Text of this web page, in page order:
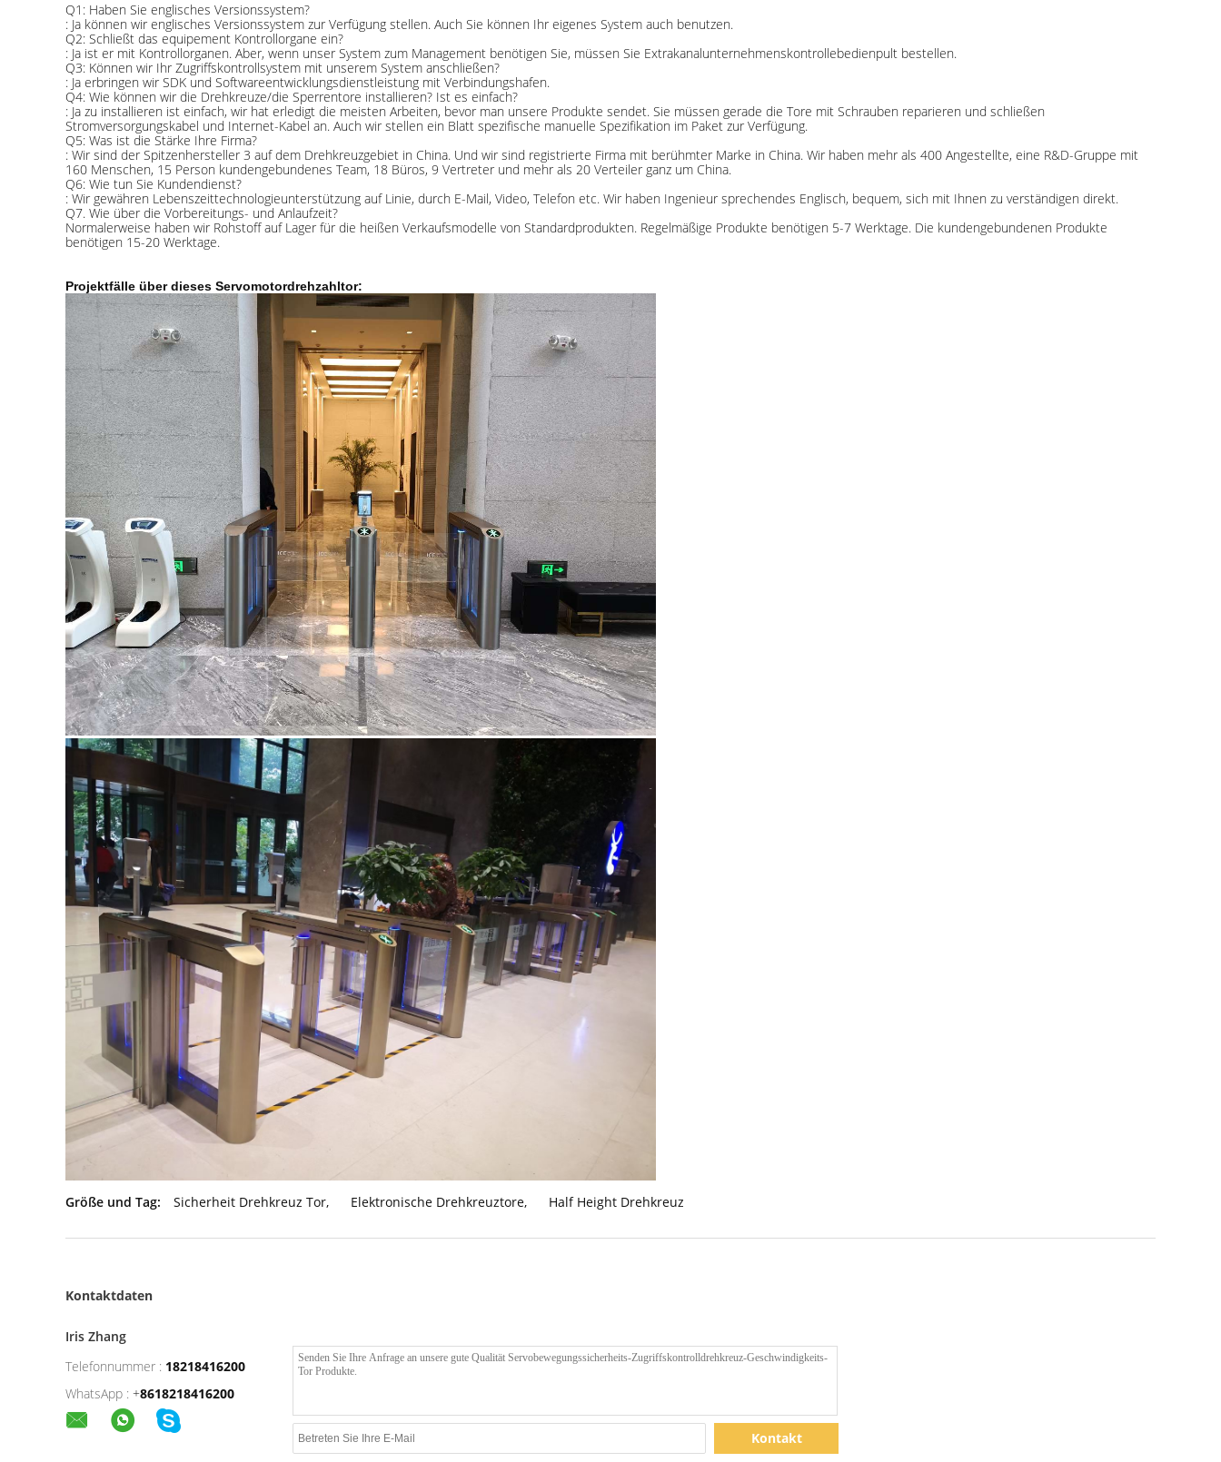
Q1: Haben Sie englisches Versionssystem?
: Ja können wir englisches Versionssystem zur Verfügung stellen. Auch Sie können Ihr eigenes System auch benutzen.
Q2: Schließt das equipement Kontrollorgane ein?
: Ja ist er mit Kontrollorganen. Aber, wenn unser System zum Management benötigen Sie, müssen Sie Extrakanalunternehmenskontrollebedienpult bestellen.
Q3: Können wir Ihr Zugriffskontrollsystem mit unserem System anschließen?
: Ja erbringen wir SDK und Softwareentwicklungsdienstleistung mit Verbindungshafen.
Q4: Wie können wir die Drehkreuze/die Sperrentore installieren? Ist es einfach?
: Ja zu installieren ist einfach, wir hat erledigt die meisten Arbeiten, bevor man unsere Produkte sendet. Sie müssen gerade die Tore mit Schrauben reparieren und schließen
Stromversorgungskabel und Internet-Kabel an. Auch wir stellen ein Blatt spezifische manuelle Spezifikation im Paket zur Verfügung.
Q5: Was ist die Stärke Ihre Firma?
: Wir sind der Spitzenhersteller 3 auf dem Drehkreuzgebiet in China. Und wir sind registrierte Firma mit berühmter Marke in China. Wir haben mehr als 400 Angestellte, eine R&D-Gruppe mit
160 Menschen, 15 Person kundengebundenes Team, 18 Büros, 9 Vertreter und mehr als 20 Verteiler ganz um China.
Q6: Wie tun Sie Kundendienst?
: Wir gewähren Lebenszeittechnologieunterstützung auf Linie, durch E-Mail, Video, Telefon etc. Wir haben Ingenieur sprechendes Englisch, bequem, sich mit Ihnen zu verständigen direkt.
Q7. Wie über die Vorbereitungs- und Anlaufzeit?
Normalerweise haben wir Rohstoff auf Lager für die heißen Verkaufsmodelle von Standardprodukten. Regelmäßige Produkte benötigen 5-7 Werktage. Die kundengebundenen Produkte
benötigen 15-20 Werktage.
Projektfälle über dieses Servomotordrehzahltor:
Größe und Tag: Sicherheit Drehkreuz Tor, Elektronische Drehkreuztore, Half Height Drehkreuz
Kontaktdaten
Iris Zhang
Telefonnummer : 18218416200
WhatsApp : +8618218416200
Kontakt